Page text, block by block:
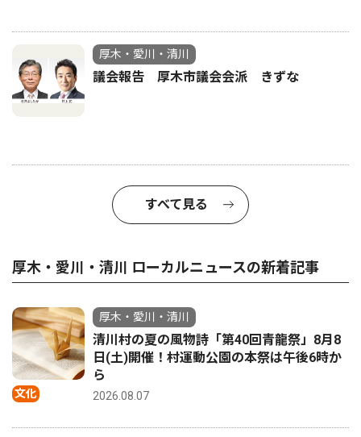
厚木・愛川・清川
議会報告 厚木市議会会派 きずな
すべて見る
厚木・愛川・清川 ローカルニュースの新着記事
文化
厚木・愛川・清川
清川村の夏の風物詩「第40回青龍祭」8月8
日(土)開催！村運動公園の本祭は午後6時か
ら
2026.08.07